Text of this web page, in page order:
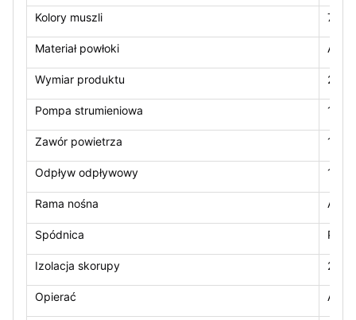
Kolory muszli 7
Materiał powłoki
Wymiar produktu
Pompa strumieniowa
Zawór powietrza 1 szt.
Odpływ odpływowy 1 szt.
Rama nośna
Spódnica PS
Izolacja skorupy 2 cm
Opierać ABS